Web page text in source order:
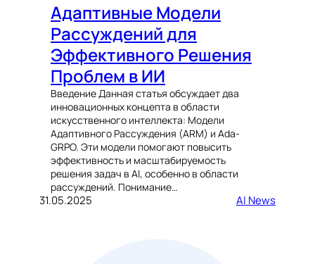
Адаптивные Модели
Рассуждений для
Эффективного Решения
Проблем в ИИ
Введение Данная статья обсуждает два
инновационных концепта в области
искусственного интеллекта: Модели
Адаптивного Рассуждения (ARM) и Ada-
GRPO. Эти модели помогают повысить
эффективность и масштабируемость
решения задач в AI, особенно в области
рассуждений. Понимание…
31.05.2025 AI News